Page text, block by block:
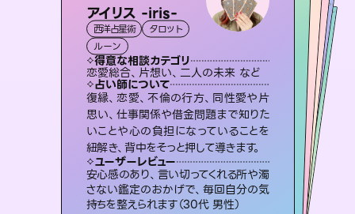
アイリス -iris-
西洋占星術
タロット
ルーン
得意な相談カテゴリ
恋愛総合、片想い、二人の未来 など
占い師について
復縁、恋愛、不倫の行方、同性愛や片
思い、仕事関係や借金問題まで知りた
いことや心の負担になっていることを
紐解き、背中をそっと押して導きます。
ユーザーレビュー
安心感のあり、言い切ってくれる所や濁
さない鑑定のおかげで、毎回自分の気
持ちを整えられます（30代 男性）
セラピスト理恵
霊視・オーラ タロット
スピリチュアル・リーディング
得意な相談カテゴリ
片想い、二人の未来、年の差 など
占い師について
連絡再開、復縁、成就などの報告実績
多数。セラピストとして2万超の施術経
験があるからこそできる鑑定で、より良
い未来をサポートします。
ユーザーレビュー
とても心温まる鑑定でした。しかもこち
らは何も言っていないのに視えていらっ
しゃるんだなと驚きです（30代女性）
おう 霊感オラクル
霊視・オーラ
オラクルカード
得意な相談カテゴリ
恋愛総合、あの人の気持ち など
占い師について
霊視×オラクルカードを使って「今」と
「未来」そして「気になるあの人の気持
ち」まで丁寧に読み解き、恋や人生のヒ
ントを優しく引き出します。
ユーザーレビュー
不安な気持ちが嘘みたいに晴れまし
た…！よく視えていらっしゃるんだなと
感じました（40代 女性）
桃源珠羽 とうげんみう
霊視・オーラ
スピリチュアル・リーディング
得意な相談カテゴリ
片想い、あの人の気持ち、復縁 など
占い師について
恋愛のお悩みの中でも特に「曖昧な関係」の相談を得意としており、友達以上恋人未満なお相手との今後や本音を丁寧に読み解き恋愛成就へと導きます。
ユーザーレビュー
鑑定していただいてアドバイス通りに行
動すると仲が復活してきました。ありが
とうございました（40代 女性）
未来視師＊花
スピリチュアル・リーディング
得意な相談カテゴリ
出逢い、片想い、復縁 など
占い師について
未来には何パターンもの選択肢があり
ます。不安で視えにくくなっているあな
たの素敵な未来を見つけ、その未来を
選択できるようアドバイスします。
ユーザーレビュー
職場の人の性質や人間関係、本心など
本当によく視えていてびっくり。対策が
打てて前向きになれます（40代）
彗望
霊視・オーラ
スピリチュアル・リーディング
得意な相談カテゴリ
片想い、あの人の気持ち、復縁 など
占い師について
3,700年以上の歴史を持つ東洋最古の
占術「易占」で詳細まで占い、幸せへ向
かう道筋を示します。厳しい結果にも具
体的な対策をお伝えします。
ユーザーレビュー
複雑な背景もしっかり聞いて鑑定して
いただけました。気持ちが楽になりまし
た（50代 女性）